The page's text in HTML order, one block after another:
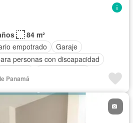
84 m²
empotrado
Garaje
personas con discapacidad
Panamá